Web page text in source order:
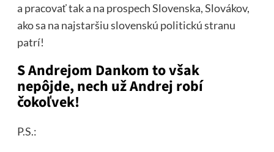
a pracovať tak a na prospech Slovenska, Slovákov,
ako sa na najstaršiu slovenskú politickú stranu
patrí!
S Andrejom Dankom to však
nepôjde, nech už Andrej robí
čokoľvek!
P.S.: